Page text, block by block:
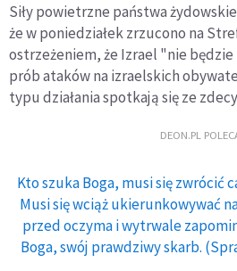
Siły powietrzne państwa
że w poniedziałek zrzucono na
ostrzeżeniem, że Izrael "nie
prób ataków na izraelskich
typu działania spotkają się ze
DEON.PL
Kto szuka Boga, musi się zwrócić
Musi się wciąż ukierunkowywać
przed oczyma i wytrwale
Boga, swój prawdziwy skarb.